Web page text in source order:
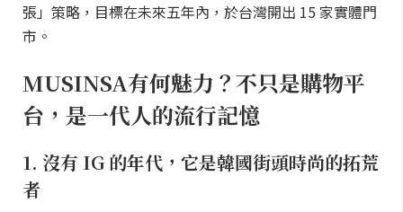
張」策略，目標在未來五年內，於台灣開出 15 家實體門
市。
MUSINSA有何魅力？不只是購物平
台，是一代人的流行記憶
1. 沒有 IG 的年代，它是韓國街頭時尚的拓荒
者